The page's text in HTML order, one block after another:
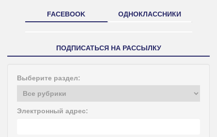
FACEBOOK ОДНОКЛАССНИКИ
ПОДПИСАТЬСЯ НА РАССЫЛКУ
Выберите раздел:
Электронный адрес: